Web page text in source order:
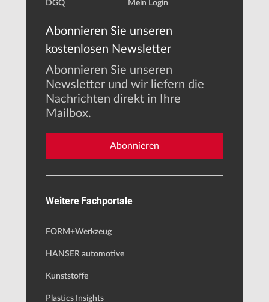
DGQ Mein Login
Abonnieren Sie unseren
kostenlosen Newsletter
Abonnieren Sie unseren
Newsletter und wir liefern die
Nachrichten direkt in Ihre
Mailbox.
Abonnieren
Weitere Fachportale
FORM+Werkzeug
HANSER automotive
Kunststoffe
Plastics Insights